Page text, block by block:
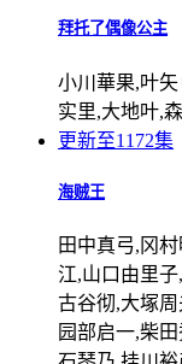
拜托了偶像公主
小川華果,叶
实里,大地叶,
更新至1172集
海贼王
田中真弓,冈
江,山口由里
古谷彻,大塚
园部启一,柴